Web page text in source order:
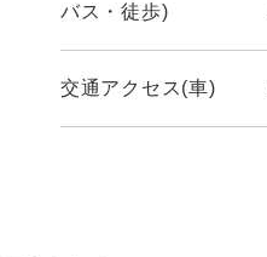
バス・徒歩)
交通アクセス(車)